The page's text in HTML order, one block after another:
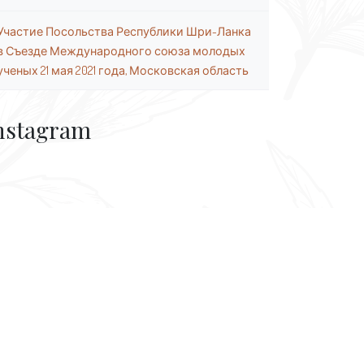
Посольства Республики Шри-Ланка
Съезде Международного союза молодых
21 мая 2021 года, Московская область